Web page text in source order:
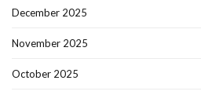
December 2025
November 2025
October 2025